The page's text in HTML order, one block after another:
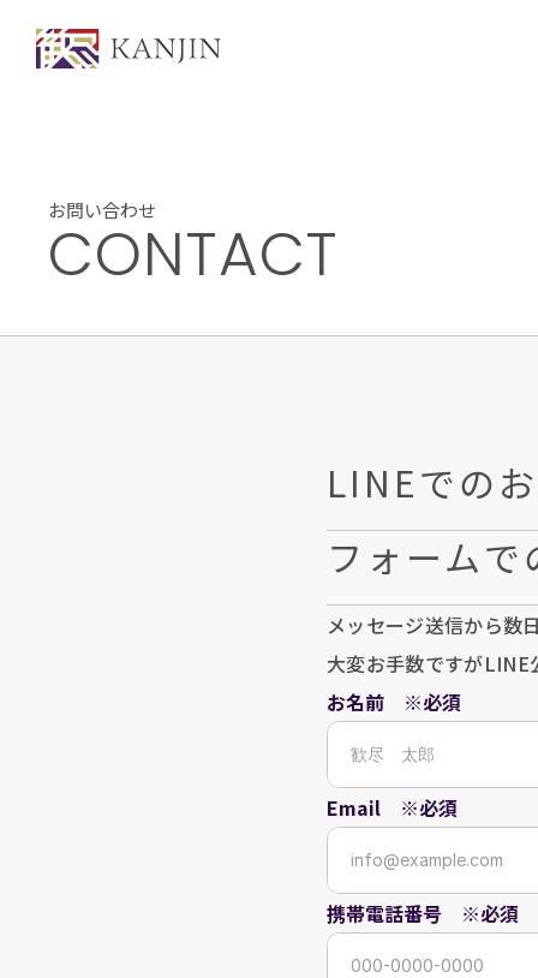
お問い合わせ
CONTACT
LINEでの
フォーム
メッセージ送信から数
大変お手数ですが
お名前　※必須
Email　※必須
携帯電話番号　※必須